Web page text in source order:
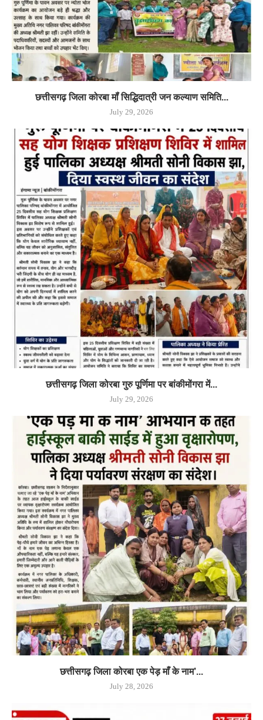
छत्तीसगढ़ जिला कोरबा मॉं सिद्धिदात्री जन कल्याण समिति...
July 29, 2026
छत्तीसगढ़ जिला कोरबा गुरु पूर्णिमा पर बांकीमोंगरा में...
July 29, 2026
छत्तीसगढ़ जिला कोरबा एक पेड़ माँ के नाम’...
July 28, 2026